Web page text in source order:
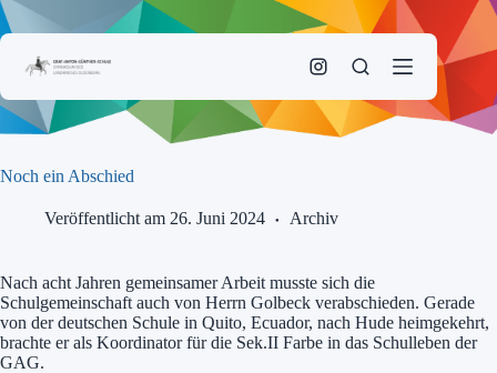
Zum
Inhalt
Noch ein Abschied
Veröffentlicht am 26. Juni 2024 Archiv
Nach acht Jahren gemeinsamer Arbeit musste sich die
Schulgemeinschaft auch von Herrn Golbeck verabschieden. Gerade
von der deutschen Schule in Quito, Ecuador, nach Hude heimgekehrt,
brachte er als Koordinator für die Sek.II Farbe in das Schulleben der
GAG.